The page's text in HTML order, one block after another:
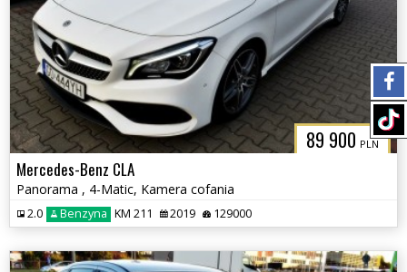
89 900 PLN
Mercedes-Benz CLA
Panorama , 4-Matic, Kamera cofania
2.0 Benzyna KM 211 2019 129000